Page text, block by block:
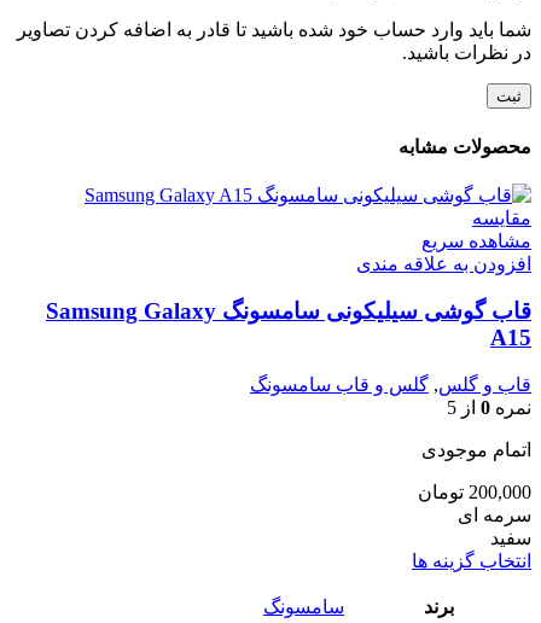
شما باید وارد حساب خود شده باشید تا قادر به اضافه کردن تصاویر
در نظرات باشید.
محصولات مشابه
مقایسه
مشاهده سریع
افزودن به علاقه مندی
قاب گوشی سیلیکونی سامسونگ Samsung Galaxy
A15
قاب و گلس, گلس و قاب سامسونگ
نمره 0 از 5
اتمام موجودی
200,000 تومان
سرمه ای
سفید
انتخاب گزینه ها
برند سامسونگ